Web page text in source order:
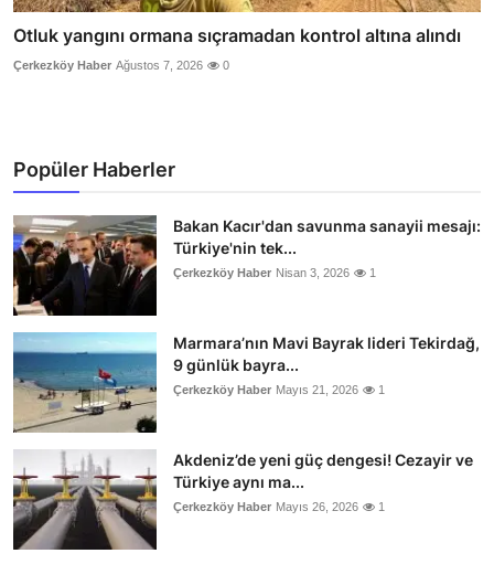
Otluk yangını ormana sıçramadan kontrol altına alındı
Çerkezköy Haber Ağustos 7, 2026 0
Popüler Haberler
Bakan Kacır'dan savunma sanayii mesajı:
Türkiye'nin tek...
Çerkezköy Haber Nisan 3, 2026 1
Marmara’nın Mavi Bayrak lideri Tekirdağ,
9 günlük bayra...
Çerkezköy Haber Mayıs 21, 2026 1
Akdeniz’de yeni güç dengesi! Cezayir ve
Türkiye aynı ma...
Çerkezköy Haber Mayıs 26, 2026 1